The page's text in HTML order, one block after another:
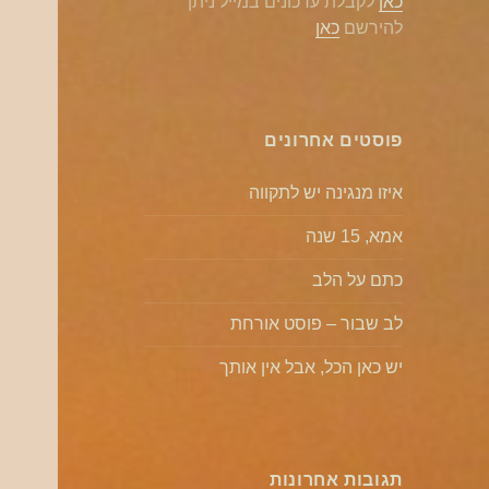
להירשםכאן
פוסטים אחרונים
איזו מנגינה יש לתקווה
אמא, 15 שנה
כתם על הלב
לב שבור – פוסט אורחת
יש כאן הכל, אבל אין אותך
תגובות אחרונות